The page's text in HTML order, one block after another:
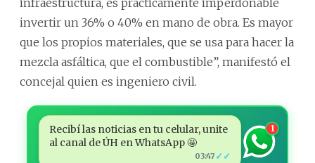
invertir un 36% o 40% en mano de obra. Es mayor
que los propios materiales, que se usa para hacer la
mezcla asfáltica, que el combustible”, manifestó el
concejal quien es ingeniero civil.
Recibí las noticias en tu celular, unite
al canal de ÚH en WhatsApp 🤩
03:47 ✓✓
1